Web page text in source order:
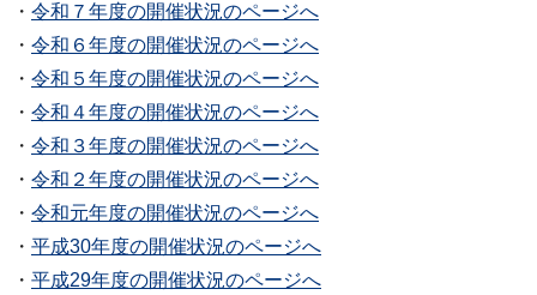
・ 令和７年度の開催状況のページへ
・ 令和６年度の開催状況のページへ
・ 令和５年度の開催状況のページへ
・ 令和４年度の開催状況のページへ
・ 令和３年度の開催状況のページへ
・ 令和２年度の開催状況のページへ
・ 令和元年度の開催状況のページへ
・ 平成30年度の開催状況のページへ
・ 平成29年度の開催状況のページへ